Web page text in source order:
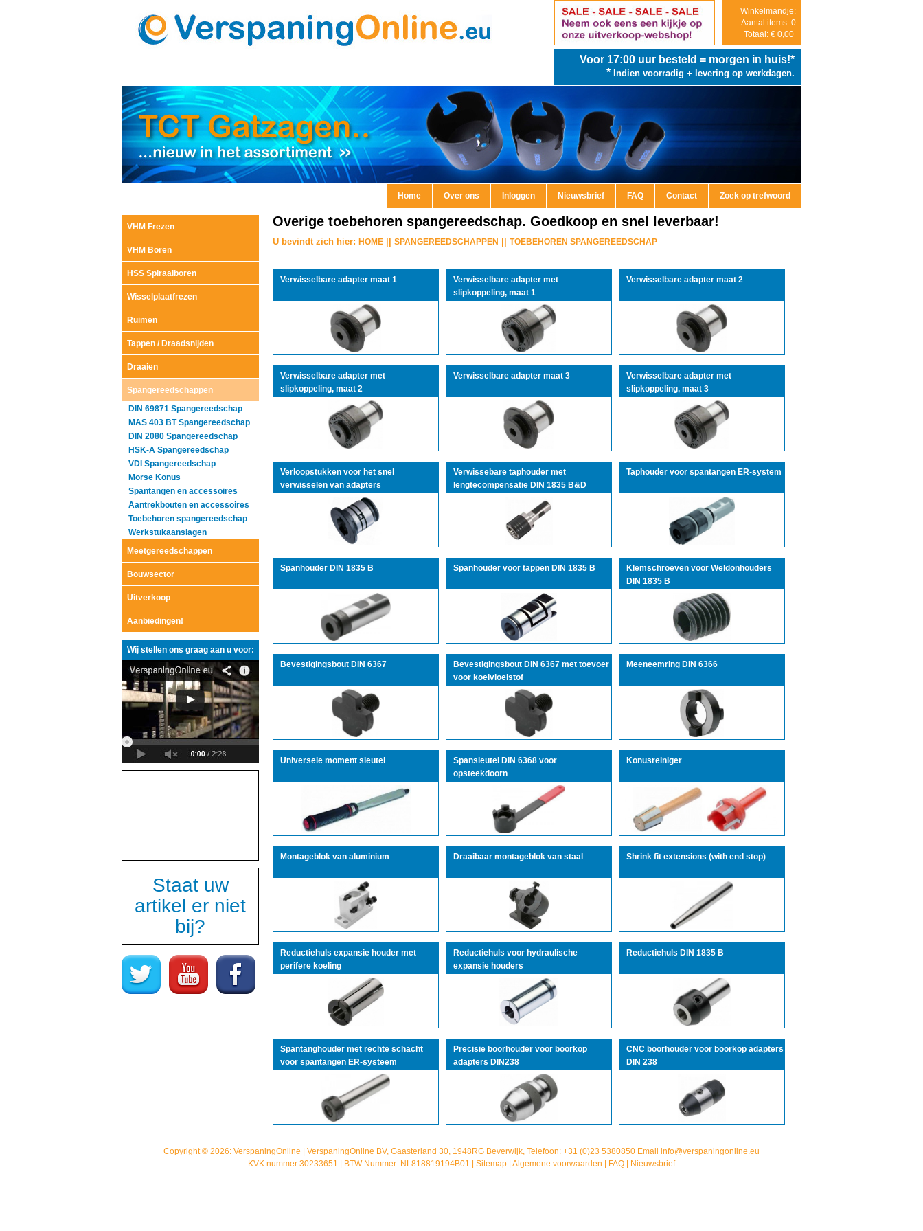
Winkelmandje:
Aantal items: 0
Totaal: € 0,00
Voor 17:00 uur besteld = morgen in huis!*
* Indien voorradig + levering op werkdagen.
Home Over ons Inloggen Nieuwsbrief FAQ Contact Zoek op trefwoord
VHM Frezen
VHM Boren
HSS Spiraalboren
Wisselplaatfrezen
Ruimen
Tappen / Draadsnijden
Draaien
Spangereedschappen
DIN 69871 Spangereedschap
MAS 403 BT Spangereedschap
DIN 2080 Spangereedschap
HSK-A Spangereedschap
VDI Spangereedschap
Morse Konus
Spantangen en accessoires
Aantrekbouten en accessoires
Toebehoren spangereedschap
Werkstukaanslagen
Meetgereedschappen
Bouwsector
Uitverkoop
Aanbiedingen!
Wij stellen ons graag aan u voor:
Staat uw
artikel er niet
bij?
Overige toebehoren spangereedschap. Goedkoop en snel leverbaar!
U bevindt zich hier: HOME SPANGEREEDSCHAPPEN TOEBEHOREN SPANGEREEDSCHAP
Verwisselbare adapter maat 1
Verwisselbare adapter met
slipkoppeling, maat 1
Verwisselbare adapter maat 2
Verwisselbare adapter met
slipkoppeling, maat 2
Verwisselbare adapter maat 3
Verwisselbare adapter met
slipkoppeling, maat 3
Verloopstukken voor het snel
verwisselen van adapters
Verwissebare taphouder met
lengtecompensatie DIN 1835 B&D
Taphouder voor spantangen ER-system
Spanhouder DIN 1835 B Spanhouder voor tappen DIN 1835 B
Klemschroeven voor Weldonhouders
DIN 1835 B
Bevestigingsbout DIN 6367
Bevestigingsbout DIN 6367 met toevoer
voor koelvloeistof
Meeneemring DIN 6366
Universele moment sleutel
Spansleutel DIN 6368 voor
opsteekdoorn
Konusreiniger
Montageblok van aluminium Draaibaar montageblok van staal Shrink fit extensions (with end stop)
Reductiehuls expansie houder met
perifere koeling
Reductiehuls voor hydraulische
expansie houders
Reductiehuls DIN 1835 B
Spantanghouder met rechte schacht
voor spantangen ER-systeem
Precisie boorhouder voor boorkop
adapters DIN238
CNC boorhouder voor boorkop adapters
DIN 238
Copyright © 2026: VerspaningOnline | VerspaningOnline BV, Gaasterland 30, 1948RG Beverwijk, Telefoon: +31 (0)23 5380850 Email info@verspaningonline.eu
KVK nummer 30233651 | BTW Nummer: NL818819194B01 | Sitemap Algemene voorwaarden FAQ Nieuwsbrief